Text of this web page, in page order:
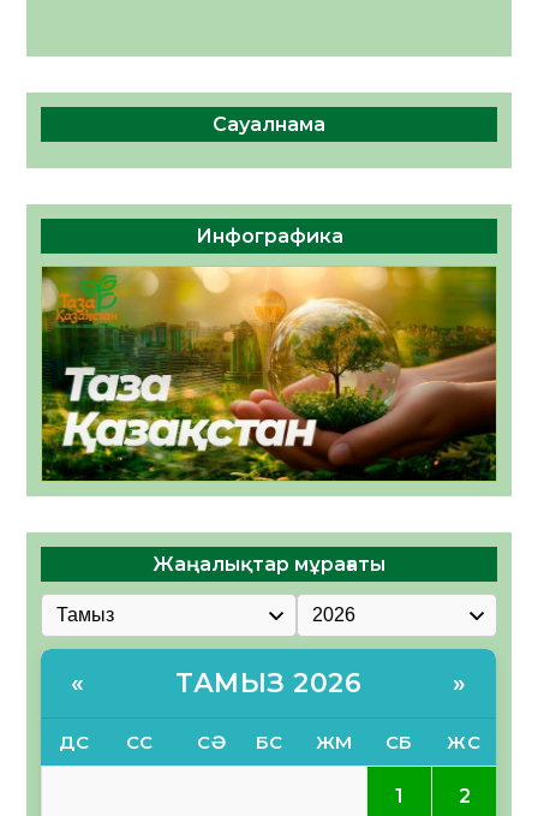
Сауалнама
Инфографика
Жаңалықтар мұрағаты
« ТАМЫЗ 2026 »
ДС СС СӘ БС ЖМ СБ ЖС
1 2